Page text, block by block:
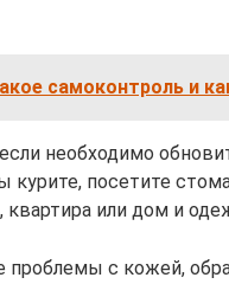
самоконтроль и
необходимо
посетите
или дом и
проблемы с кожей,